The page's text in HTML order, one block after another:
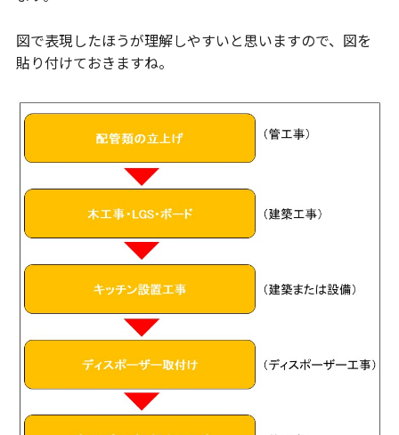
図で表現したほうが理解しやすいと思いますので、図を
貼り付けておきますね。